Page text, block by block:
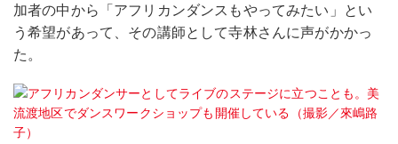
加者の中から「アフリカンダンスもやってみたい」とい
う希望があって、その講師として寺林さんに声がかかっ
た。